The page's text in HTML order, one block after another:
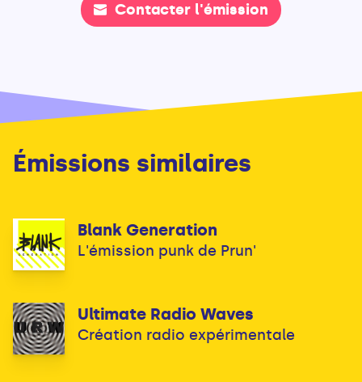
Contacter l'émission
Émissions similaires
Blank Generation
L'émission punk de Prun'
Ultimate Radio Waves
Création radio expérimentale